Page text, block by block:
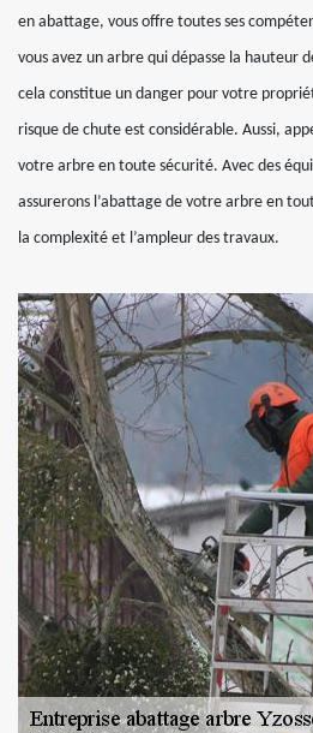
en abattage, vous offre toutes ses
vous avez un arbre qui dépasse la hauteur
cela constitue un danger pour votre
risque de chute est considérable. Aussi,
votre arbre en toute sécurité. Avec des
assurerons l’abattage de votre arbre en
la complexité et l’ampleur des travaux.